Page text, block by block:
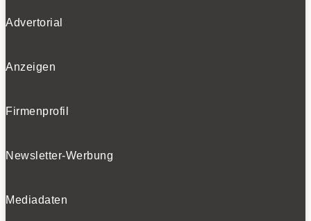
Advertorial
Anzeigen
Firmenprofil
Newsletter-Werbung
Mediadaten